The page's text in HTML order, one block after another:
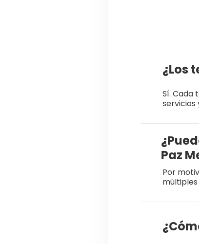
¿Los
Sí. Cada
servicios
Paz
Por